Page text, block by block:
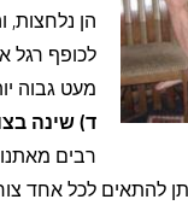
הן נלחצות,
לכופף רגל
מעט גבוה
ד) שינה
רבים
להתאים לכל אחד